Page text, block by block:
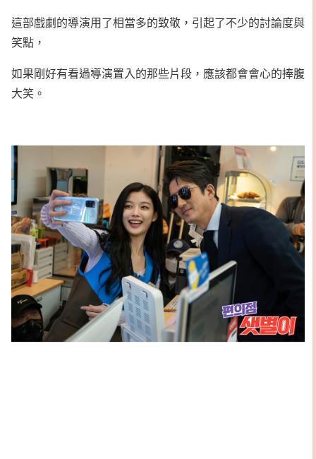
這部戲劇的導演用了相當多的致敬，引起了不少的討論度與
笑點，
如果剛好有看過導演置入的那些片段，應該都會會心的捧腹
大笑。